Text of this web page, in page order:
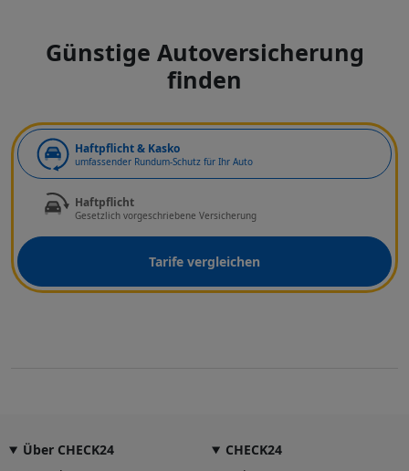
Günstige Autoversicherung
finden
Haftpflicht & Kasko
umfassender Rundum-Schutz für Ihr Auto
Haftpflicht
Gesetzlich vorgeschriebene Versicherung
Tarife vergleichen
Über CHECK24
CHECK24